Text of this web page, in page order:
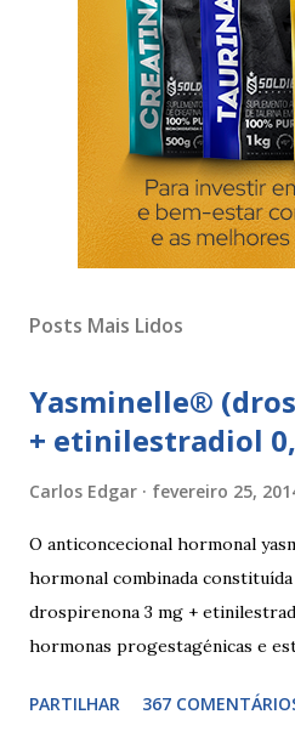
Posts Mais Lidos
Yasminelle®
+ etinilestradiol
Carlos Edgar fevereiro 25,
O anticoncecional hormonal
hormonal combinada
drospirenona 3 mg +
hormonas progestagénicas e
componentes. Composição da
PARTILHAR 367